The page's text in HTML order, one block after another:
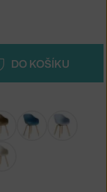
DO KOŠÍKU